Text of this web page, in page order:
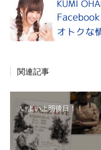
関連記事
いよいよ明後日！！